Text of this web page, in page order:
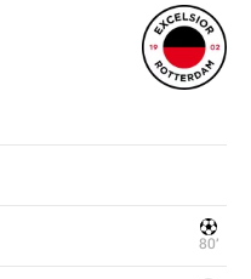
80‎’‎